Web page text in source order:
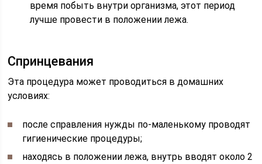
время побыть внутри организма, этот период
лучше провести в положении лежа.
Спринцевания
Эта процедура может проводиться в домашних
условиях:
после справления нужды по-маленькому проводят
гигиенические процедуры;
находясь в положении лежа, внутрь вводят около 2